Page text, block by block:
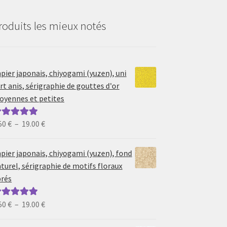
les mieux notés
japonais, chiyogami (yuzen), uni
anis, sérigraphie de gouttes d'or
et petites
5.00sur
€ – 19.00€Plage
prix :
6.50 €
japonais, chiyogami (yuzen), fond
sérigraphie de motifs floraux
5.00sur
€ – 19.00€Plage